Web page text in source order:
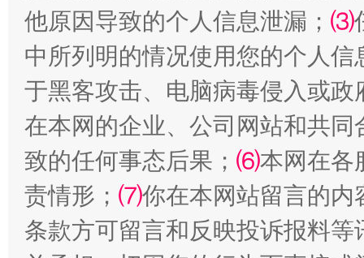
受贿1.44亿！段成刚被判无期 从幼
他原因导致的个人信息泄漏； ⑶
中所列明的情况使用您的个人
于黑客攻击、电脑病毒侵入或
在本网的企业、公司网站和共
致的任何事态后果； ⑹本网在各
责情形； ⑺你在本网站留言的内
条款方可留言和反映投诉报料